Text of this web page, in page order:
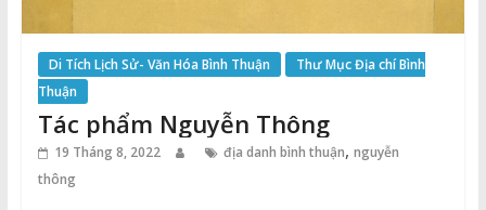
Di Tích Lịch Sử- Văn Hóa Bình Thuận
Thư Mục Địa chí Bình
Thuận
Tác phẩm Nguyễn Thông
19 Tháng 8, 2022 địa danh bình thuận, nguyễn
thông